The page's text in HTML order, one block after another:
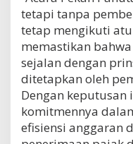
tetapi tanpa
tetap mengikuti
memastikan
sejalan dengan
ditetapkan oleh
Dengan keputusan
komitmennya
efisiensi anggaran